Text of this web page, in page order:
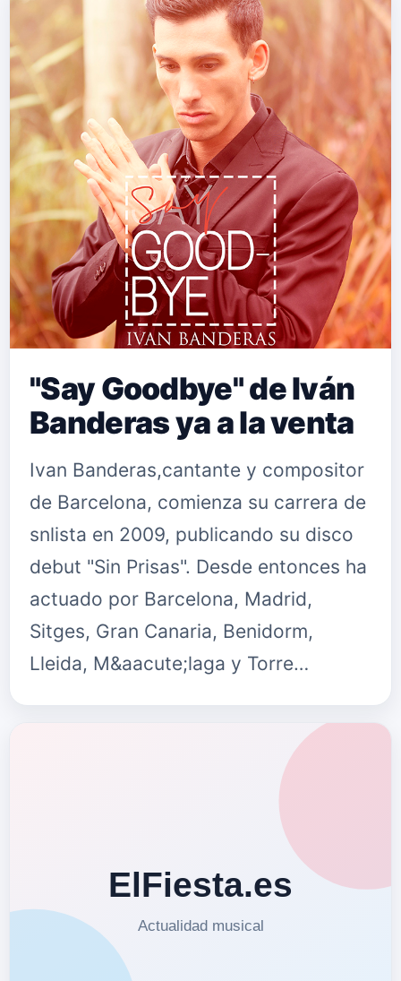
"Say Goodbye" de Iván
Banderas ya a la venta
Ivan Banderas,cantante y compositor
de Barcelona, comienza su carrera de
snlista en 2009, publicando su disco
debut "Sin Prisas". Desde entonces ha
actuado por Barcelona, Madrid,
Sitges, Gran Canaria, Benidorm,
Lleida, M&aacute;laga y Torre…